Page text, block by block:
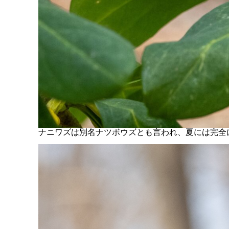
ナニワズは別名ナツボウズとも言われ、夏には完全